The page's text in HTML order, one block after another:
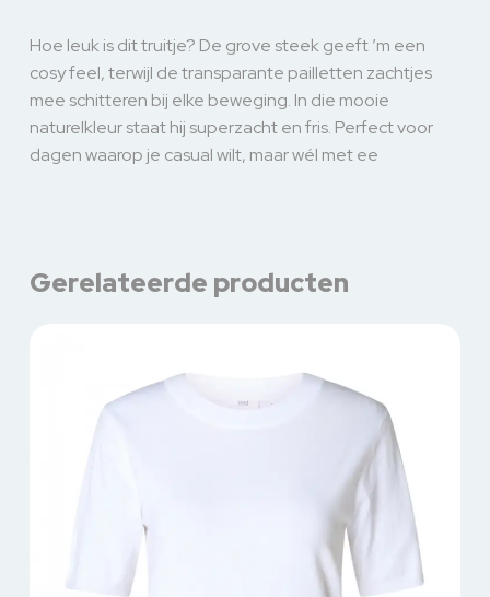
Hoe leuk is dit truitje? De grove steek geeft ’m een
cosy feel, terwijl de transparante pailletten zachtjes
mee schitteren bij elke beweging. In die mooie
naturelkleur staat hij superzacht en fris. Perfect voor
dagen waarop je casual wilt, maar wél met ee
Gerelateerde producten